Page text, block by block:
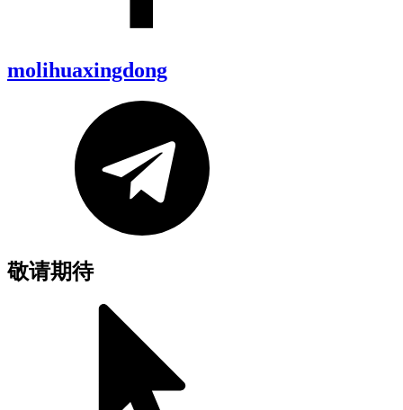
molihuaxingdong
敬请期待